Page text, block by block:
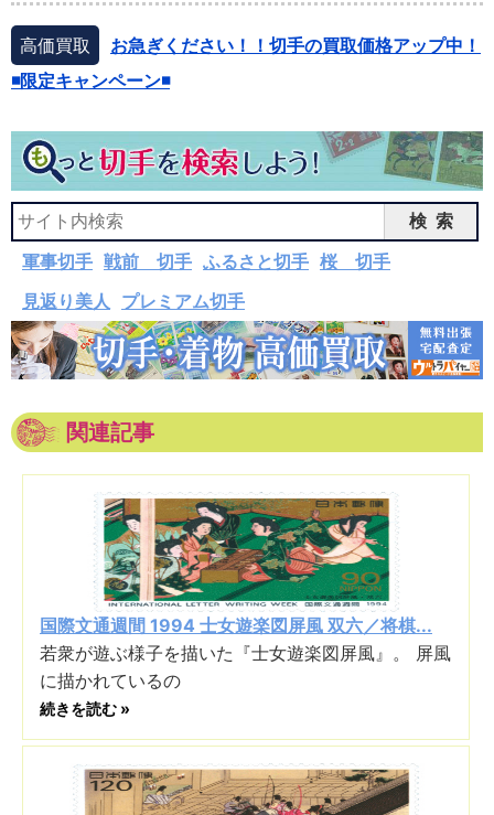
高価買取
お急ぎください！！切手の買取価格アップ中！
◾️限定キャンペーン◾️
検索
軍事切手 戦前 切手 ふるさと切手 桜 切手
見返り美人 プレミアム切手
関連記事
国際文通週間 1994 士女遊楽図屏風 双六／将棋...
若衆が遊ぶ様子を描いた『士女遊楽図屏風』。 屏風
に描かれているの
続きを読む »